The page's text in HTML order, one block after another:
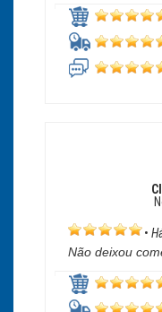
•
Não deixou